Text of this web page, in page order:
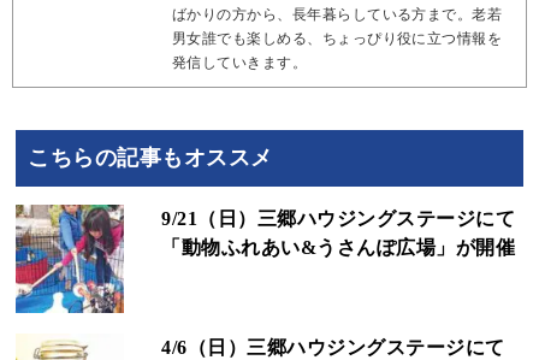
ばかりの方から、長年暮らしている方まで。老若
男女誰でも楽しめる、ちょっぴり役に立つ情報を
発信していきます。
こちらの記事もオススメ
9/21（日）三郷ハウジングステージにて
「動物ふれあい&うさんぽ広場」が開催
4/6（日）三郷ハウジングステージにて